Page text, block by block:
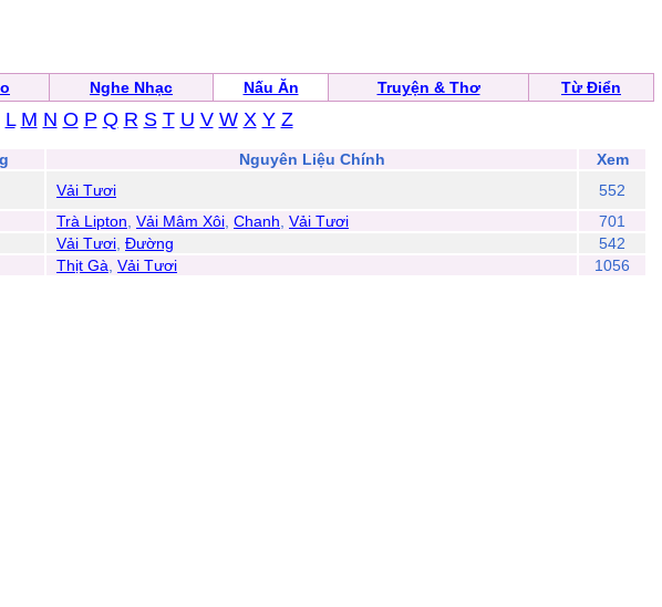
Nghe Nhạc Nấu Ăn Truyện & Thơ
Từ Điển
L M N O P Q R S T U V W X Y Z
Nguyên Liệu Chính
Xem
Vải Tươi
552
Trà Lipton Vải Mâm Xôi Chanh Vải Tươi
701
Vải Tươi Đường
542
Thịt Gà Vải Tươi 1056